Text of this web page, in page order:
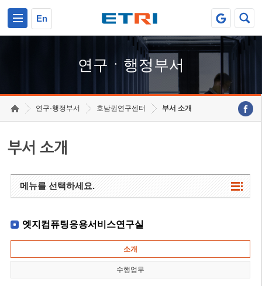
En
연구ㆍ행정부서
연구·행정부서 호남권연구센터 부서 소개
부서 소개
메뉴를 선택하세요.
엣지컴퓨팅응용서비스연구실
소개
수행업무